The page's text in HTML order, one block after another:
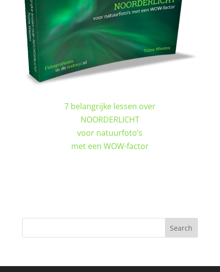
7 belangrijke lessen over
NOORDERLICHT
voor natuurfoto’s
met een WOW-factor